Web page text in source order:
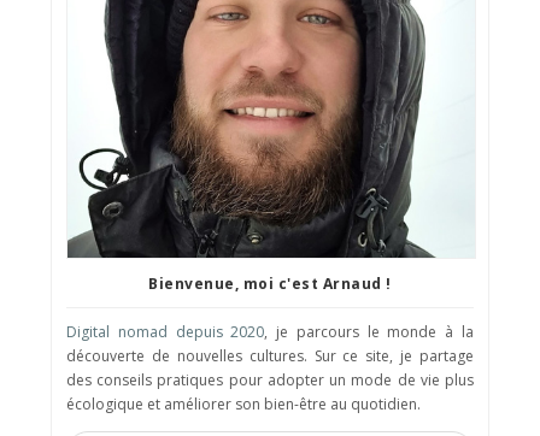
Bienvenue, moi c'est Arnaud !
Digital nomad depuis 2020, je parcours le monde à la
découverte de nouvelles cultures. Sur ce site, je partage
des conseils pratiques pour adopter un mode de vie plus
écologique et améliorer son bien-être au quotidien.